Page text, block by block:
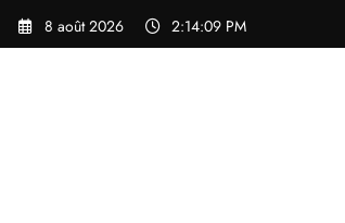
Aller
8 août 2026 2:14:12 PM